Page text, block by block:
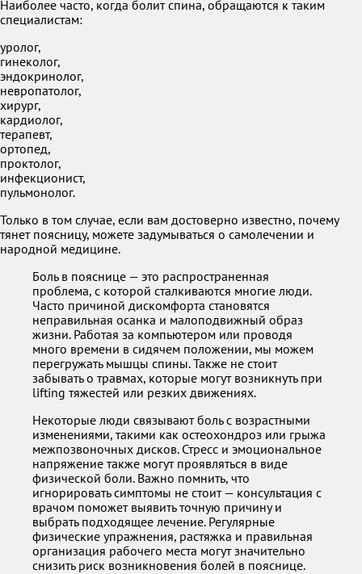
Наиболее часто, когда болит спина, обращаются к таким
специалистам:
уролог,
гинеколог,
эндокринолог,
невропатолог,
хирург,
кардиолог,
терапевт,
ортопед,
проктолог,
инфекционист,
пульмонолог.
Только в том случае, если вам достоверно известно, почему
тянет поясницу, можете задумываться о самолечении и
народной медицине.
Боль в пояснице — это распространенная
проблема, с которой сталкиваются многие люди.
Часто причиной дискомфорта становятся
неправильная осанка и малоподвижный образ
жизни. Работая за компьютером или проводя
много времени в сидячем положении, мы можем
перегружать мышцы спины. Также не стоит
забывать о травмах, которые могут возникнуть при
lifting тяжестей или резких движениях.
Некоторые люди связывают боль с возрастными
изменениями, такими как остеохондроз или грыжа
межпозвоночных дисков. Стресс и эмоциональное
напряжение также могут проявляться в виде
физической боли. Важно помнить, что
игнорировать симптомы не стоит — консультация с
врачом поможет выявить точную причину и
выбрать подходящее лечение. Регулярные
физические упражнения, растяжка и правильная
организация рабочего места могут значительно
снизить риск возникновения болей в пояснице.